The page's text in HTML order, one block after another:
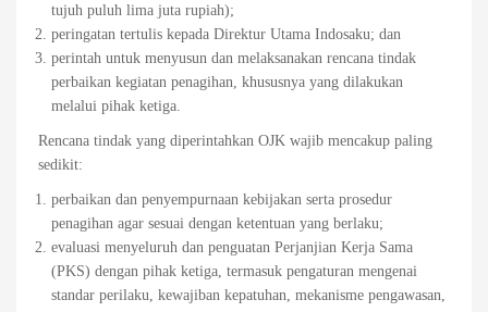
tujuh puluh lima juta rupiah);
peringatan tertulis kepada Direktur Utama Indosaku; dan
perintah untuk menyusun dan melaksanakan rencana tindak
perbaikan kegiatan penagihan, khususnya yang dilakukan
melalui pihak ketiga.
Rencana tindak yang diperintahkan OJK wajib mencakup paling
sedikit:
perbaikan dan penyempurnaan kebijakan serta prosedur
penagihan agar sesuai dengan ketentuan yang berlaku;
evaluasi menyeluruh dan penguatan Perjanjian Kerja Sama
(PKS) dengan pihak ketiga, termasuk pengaturan mengenai
standar perilaku, kewajiban kepatuhan, mekanisme pengawasan,